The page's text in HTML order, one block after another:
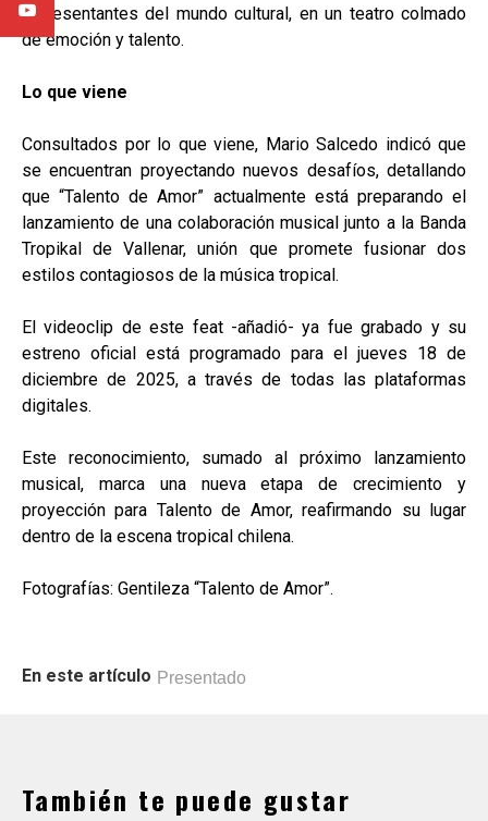
representantes del mundo cultural, en un teatro colmado
de emoción y talento.
Lo que viene
Consultados por lo que viene, Mario Salcedo indicó que
se encuentran proyectando nuevos desafíos, detallando
que “Talento de Amor” actualmente está preparando el
lanzamiento de una colaboración musical junto a la Banda
Tropikal de Vallenar, unión que promete fusionar dos
estilos contagiosos de la música tropical.
El videoclip de este feat -añadió- ya fue grabado y su
estreno oficial está programado para el jueves 18 de
diciembre de 2025, a través de todas las plataformas
digitales.
Este reconocimiento, sumado al próximo lanzamiento
musical, marca una nueva etapa de crecimiento y
proyección para Talento de Amor, reafirmando su lugar
dentro de la escena tropical chilena.
Fotografías: Gentileza “Talento de Amor”.
En este artículo Presentado
También te puede gustar